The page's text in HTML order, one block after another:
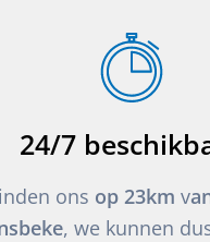
24/7
ons op 23km v
, we kunnen